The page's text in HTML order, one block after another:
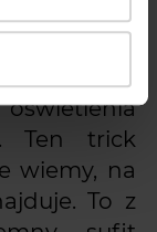
pokazuje
Ten trick
wiemy, na
To z